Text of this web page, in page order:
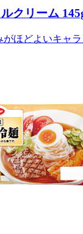
クリーム
がほどよいキャ